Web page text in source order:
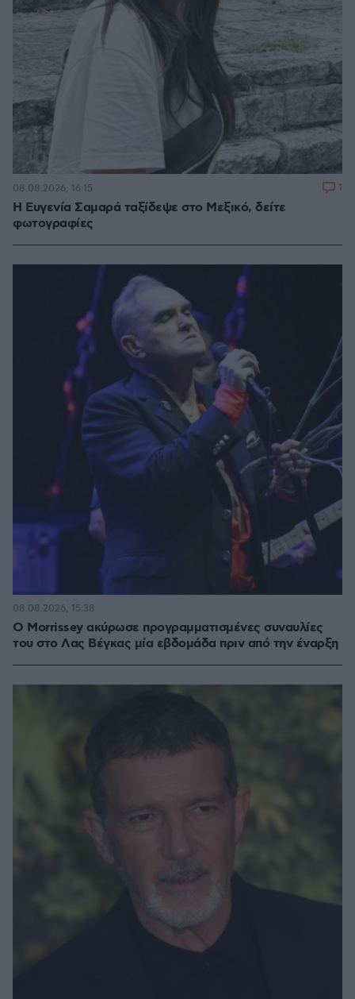
Η Ευγενία Σαμαρά ταξίδεψε στο Μεξικό, δείτε
φωτογραφίες
08.08.2026, 16:15 1
Ο Morrissey ακύρωσε προγραμματισμένες συναυλίες
του στο Λας Βέγκας μία εβδομάδα πριν από την έναρξη
08.08.2026, 15:38